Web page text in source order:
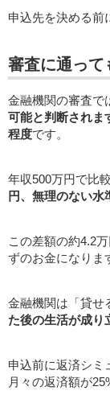
申込先を決める前
審査に通って
金融機関の審査で
可能と判断されま
程度です。
年収500万円で比
円、無理のない水
この差額の約4.2
ずのお金になりま
金融機関は「貸せ
た後の生活が成り
申込前に返済シミ
月々の返済額が